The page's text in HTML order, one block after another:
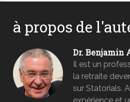
à propos de
Dr. Benjamin
Il est un
la retraite
sur Statorials.